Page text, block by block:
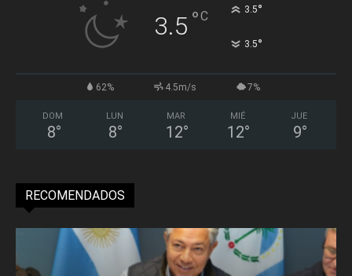
3.5 °C 3.5°
3.5°
62% 4.5m/s 7%
DOM
8°
LUN
8°
MAR
12°
MIÉ
12°
JUE
9°
RECOMENDADOS